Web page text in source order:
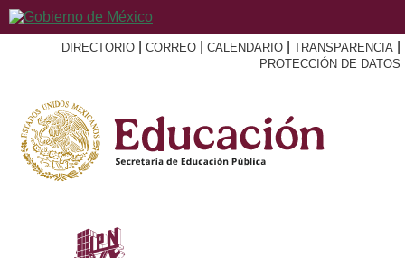
DIRECTORIO CORREO CALENDARIO TRANSPARENCIA
PROTECCIÓN DE DATOS